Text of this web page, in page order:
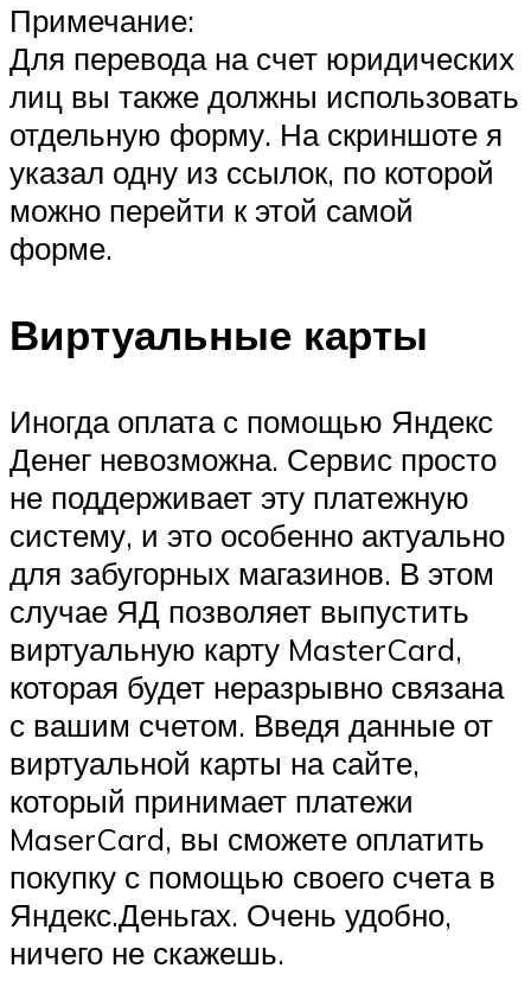
Примечание:
Для перевода на счет юридических
лиц вы также должны использовать
отдельную форму. На скриншоте я
указал одну из ссылок, по которой
можно перейти к этой самой
форме.
Виртуальные карты
Иногда оплата с помощью Яндекс
Денег невозможна. Сервис просто
не поддерживает эту платежную
систему, и это особенно актуально
для забугорных магазинов. В этом
случае ЯД позволяет выпустить
виртуальную карту MasterCard,
которая будет неразрывно связана
с вашим счетом. Введя данные от
виртуальной карты на сайте,
который принимает платежи
MaserCard, вы сможете оплатить
покупку с помощью своего счета в
Яндекс.Деньгах. Очень удобно,
ничего не скажешь.